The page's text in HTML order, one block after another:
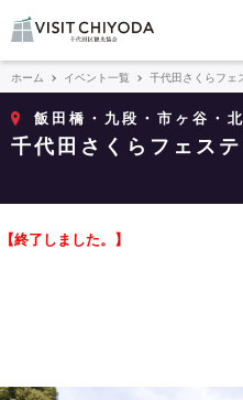
ホーム イベント一覧 千代田さくらフェ
飯田橋・九段・市ヶ谷・
千代田さくらフェス
【終了しました。】